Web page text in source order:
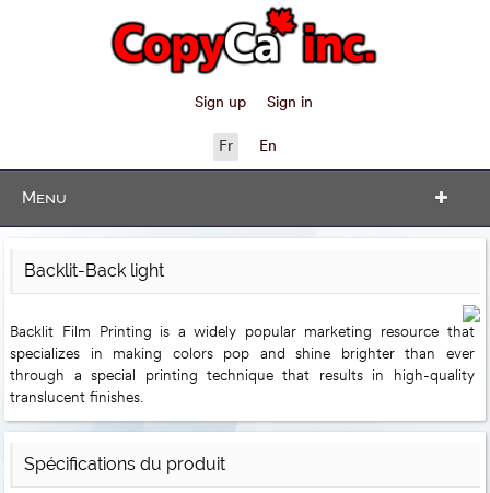
Sign up Sign in
Fr En
Menu
Backlit-Back light
Backlit Film Printing​​ is a widely popular marketing resource that
specializes in making colors pop and shine brighter than ever
through a special printing technique​ that results in high-quality
translucent finishes.
Spécifications du produit